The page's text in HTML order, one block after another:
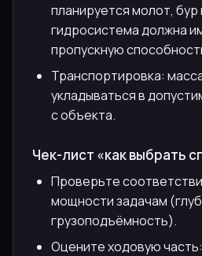
планируется молот,
гидросистема должна
пропускную
Транспортировка:
укладываться в
с объекта.
Чек-лист «как выбрать
Проверьте
мощности задачам
грузоподъёмность).
Оцените ходовую